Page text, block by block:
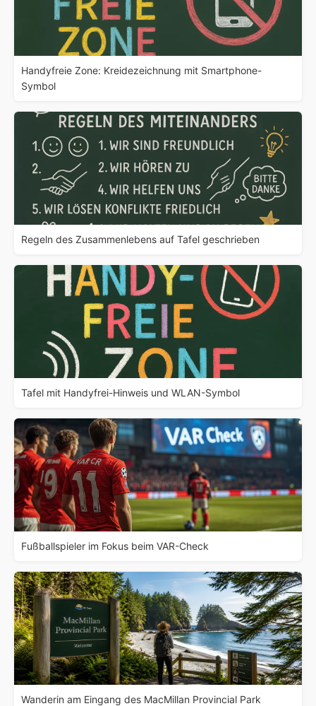
Handyfreie Zone: Kreidezeichnung mit Smartphone-
Symbol
Regeln des Zusammenlebens auf Tafel geschrieben
Tafel mit Handyfrei-Hinweis und WLAN-Symbol
Fußballspieler im Fokus beim VAR-Check
Wanderin am Eingang des MacMillan Provincial Park